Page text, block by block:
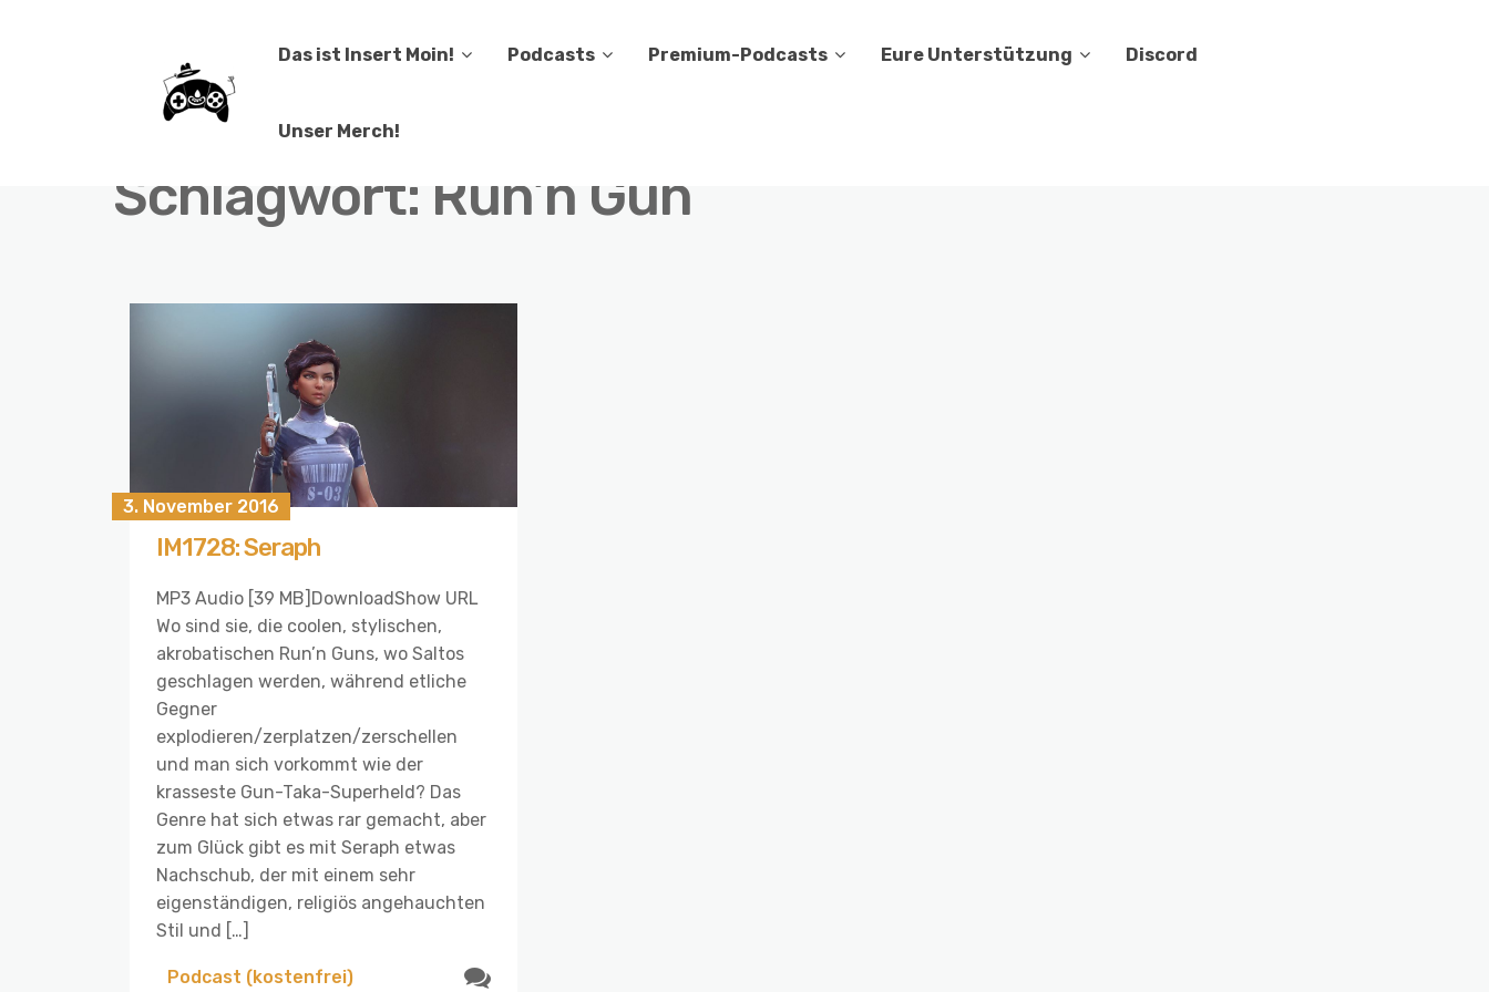
Das ist Insert Moin! Podcasts Premium-Podcasts Eure Unterstützung Discord
Unser Merch!
Schlagwort: Run’n Gun
3. November 2016
IM1728: Seraph
MP3 Audio [39 MB]DownloadShow URL
Wo sind sie, die coolen, stylischen,
akrobatischen Run’n Guns, wo Saltos
geschlagen werden, während etliche
Gegner
explodieren/zerplatzen/zerschellen
und man sich vorkommt wie der
krasseste Gun-Taka-Superheld? Das
Genre hat sich etwas rar gemacht, aber
zum Glück gibt es mit Seraph etwas
Nachschub, der mit einem sehr
eigenständigen, religiös angehauchten
Stil und […]
Podcast (kostenfrei)